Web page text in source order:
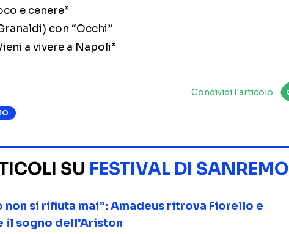
e cenere”
con “Occhi”
a vivere a Napoli”
Condividi l'articolo
SU FESTIVAL DI SANREMO
non si rifiuta mai”: Amadeus ritrova Fiorello e
il sogno dell’Ariston